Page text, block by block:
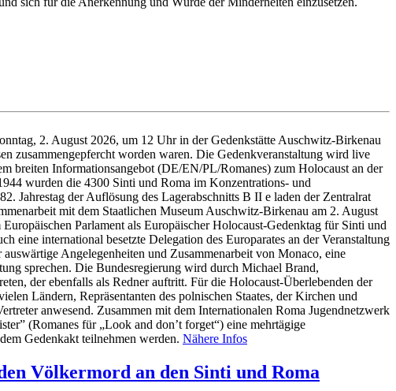
2. August 2026, um 12 Uhr in der Gedenkstätte Auschwitz-Birkenau
zusammengepfercht worden waren. Die Gedenkveranstaltung wird live
breiten Informationsangebot (DE/EN/PL/Romanes) zum Holocaust an der
wurden die 4300 Sinti und Roma im Konzentrations- und
Jahrestag der Auflösung des Lagerabschnitts B II e laden der Zentralrat
mit dem Staatlichen Museum Auschwitz-Birkenau am 2. August
Parlament als Europäischer Holocaust-Gedenktag für Sinti und
eine international besetzte Delegation des Europarates an der Veranstaltung
Angelegenheiten und Zusammenarbeit von Monaco, eine
sprechen. Die Bundesregierung wird durch Michael Brand,
der ebenfalls als Redner auftritt. Für die Holocaust-Überlebenden der
Ländern, Repräsentanten des polnischen Staates, der Kirchen und
anwesend. Zusammen mit dem Internationalen Roma Jugendnetzwerk
(Romanes für „Look and don’t forget“) eine mehrtägige
Gedenkakt teilnehmen werden. Nähere Infos
Völkermord an den Sinti und Roma